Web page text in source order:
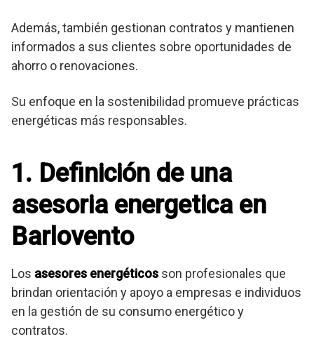
Además, también gestionan contratos y mantienen
informados a sus clientes sobre oportunidades de
ahorro o renovaciones.
Su enfoque en la sostenibilidad promueve prácticas
energéticas más responsables.
1. Definición de una
asesoria energetica en
Barlovento
Los asesores energéticos son profesionales que
brindan orientación y apoyo a empresas e individuos
en la gestión de su consumo energético y
contratos.